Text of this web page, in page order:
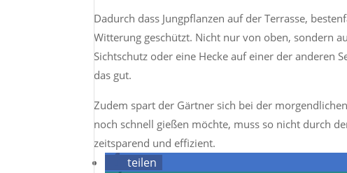
Dadurch dass Jungpflanzen auf der Terrasse,
Witterung geschützt. Nicht nur von oben, sondern
Sichtschutz oder eine Hecke auf einer der anderen
das gut.
Zudem spart der Gärtner sich bei der
noch schnell gießen möchte, muss so nicht durch
zeitsparend und effizient.
teilen